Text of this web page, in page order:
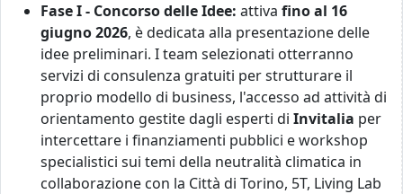
Fase I - Concorso delle Idee: attiva fino al 16
giugno 2026, è dedicata alla presentazione delle
idee preliminari. I team selezionati otterranno
servizi di consulenza gratuiti per strutturare il
proprio modello di business, l'accesso ad attività di
orientamento gestite dagli esperti di Invitalia per
intercettare i finanziamenti pubblici e workshop
specialistici sui temi della neutralità climatica in
collaborazione con la Città di Torino, 5T, Living Lab